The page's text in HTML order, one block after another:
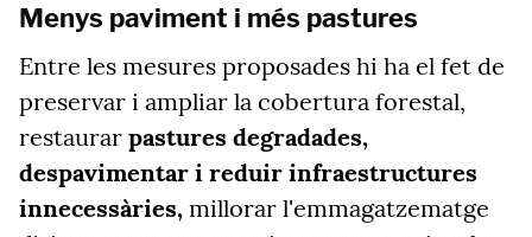
Menys paviment i més pastures
Entre les mesures proposades hi ha el fet de
preservar i ampliar la cobertura forestal,
restaurar pastures degradades,
despavimentar i reduir infraestructures
innecessàries, millorar l'emmagatzematge